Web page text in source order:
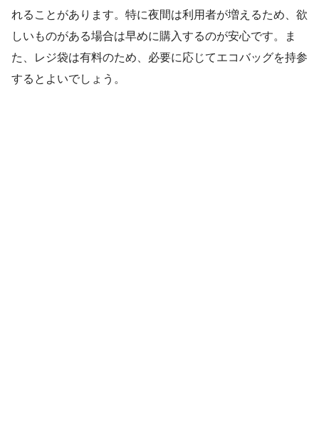
れることがあります。特に夜間は利用者が増えるため、欲
しいものがある場合は早めに購入するのが安心です。ま
た、レジ袋は有料のため、必要に応じてエコバッグを持参
するとよいでしょう。